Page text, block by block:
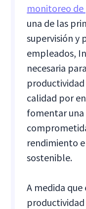
monitoreo
una de las
supervisión y
empleados,
necesaria
calidad por
fomentar una
rendimiento
sostenible.
A medida